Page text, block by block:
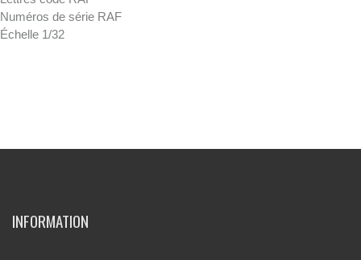
Numéros de série RAF
Échelle 1/32
INFORMATION